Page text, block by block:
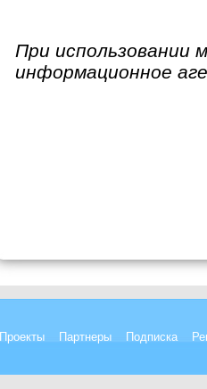
При использовании
информационное
Проекты Партнеры Подписка